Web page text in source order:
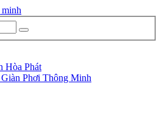
Hòa Phát
Phơi Thông Minh